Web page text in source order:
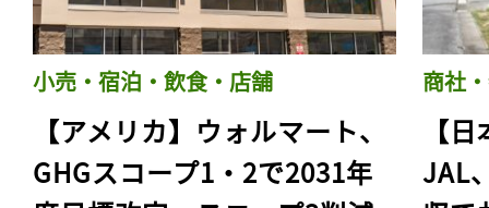
小売・宿泊・飲食・店舗
【アメリカ】ウォルマート、
GHGスコープ1・2で2031年
商社
【
JAL